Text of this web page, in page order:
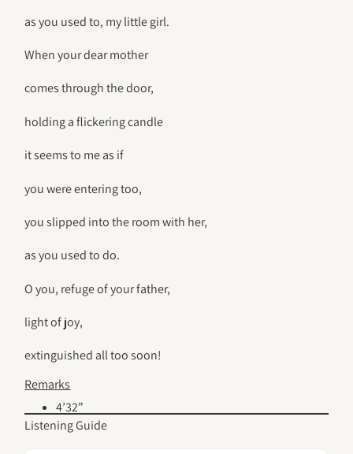
as you used to, my little girl.
When your dear mother
comes through the door,
holding a flickering candle
it seems to me as if
you were entering too,
you slipped into the room with her,
as you used to do.
O you, refuge of your father,
light of joy,
extinguished all too soon!
Remarks
4’32”
Listening Guide